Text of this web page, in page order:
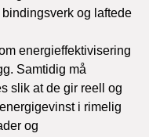
og laftede
energieffektivisering
Samtidig må
slik at de gir reell og
i rimelig
og